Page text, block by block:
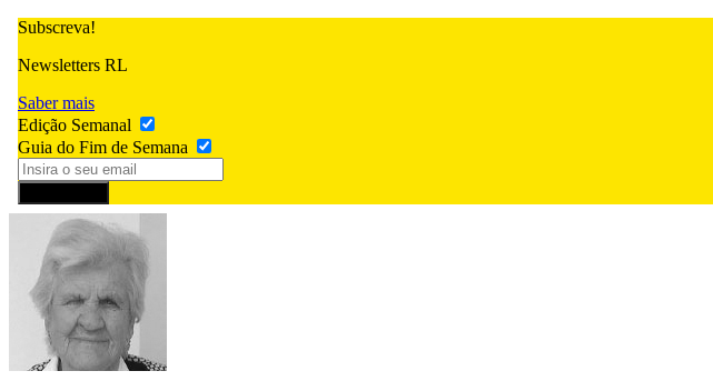
Subscreva!
Newsletters RL
Saber mais
Edição Semanal
Guia do Fim de Semana